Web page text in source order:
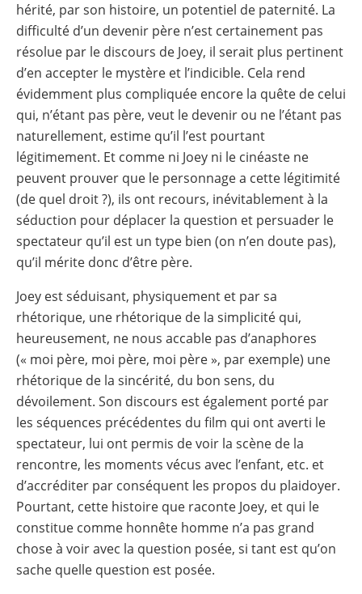
hérité, par son histoire, un potentiel de paternité. La
difficulté d’un devenir père n’est certainement pas
résolue par le discours de Joey, il serait plus pertinent
d’en accepter le mystère et l’indicible. Cela rend
évidemment plus compliquée encore la quête de celui
qui, n’étant pas père, veut le devenir ou ne l’étant pas
naturellement, estime qu’il l’est pourtant
légitimement. Et comme ni Joey ni le cinéaste ne
peuvent prouver que le personnage a cette légitimité
(de quel droit ?), ils ont recours, inévitablement à la
séduction pour déplacer la question et persuader le
spectateur qu’il est un type bien (on n’en doute pas),
qu’il mérite donc d’être père.
Joey est séduisant, physiquement et par sa
rhétorique, une rhétorique de la simplicité qui,
heureusement, ne nous accable pas d’anaphores
(« moi père, moi père, moi père », par exemple) une
rhétorique de la sincérité, du bon sens, du
dévoilement. Son discours est également porté par
les séquences précédentes du film qui ont averti le
spectateur, lui ont permis de voir la scène de la
rencontre, les moments vécus avec l’enfant, etc. et
d’accréditer par conséquent les propos du plaidoyer.
Pourtant, cette histoire que raconte Joey, et qui le
constitue comme honnête homme n’a pas grand
chose à voir avec la question posée, si tant est qu’on
sache quelle question est posée.